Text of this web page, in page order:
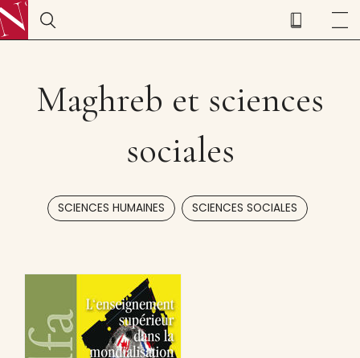
Maghreb et sciences
sociales
SCIENCES HUMAINES , SCIENCES SOCIALES